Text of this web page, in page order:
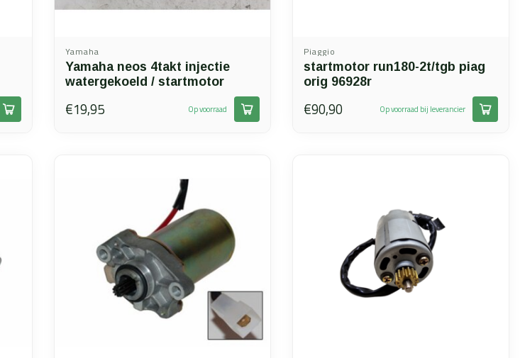
Yamaha
Yamaha neos 4takt injectie
watergekoeld / startmotor
€19,95 Op voorraad
Piaggio
startmotor run180-2t/tgb piag
orig 96928r
€90,90 Op voorraad bij leverancier